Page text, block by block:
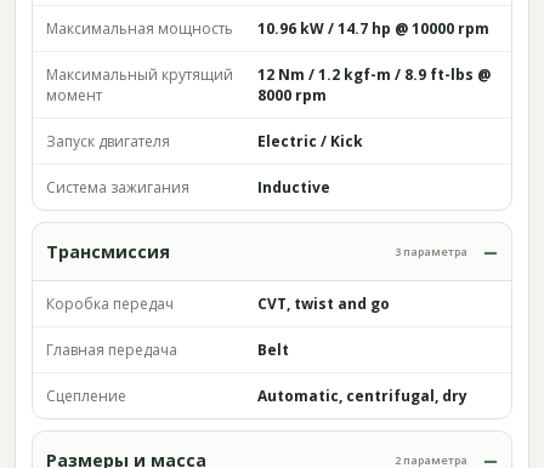
Максимальная мощность 10.96 kW / 14.7 hp @ 10000 rpm
Максимальный крутящий
момент
12 Nm / 1.2 kgf-m / 8.9 ft-lbs @
8000 rpm
Запуск двигателя Electric / Kick
Система зажигания Inductive
Трансмиссия 3 параметра
Коробка передач CVT, twist and go
Главная передача Belt
Сцепление Automatic, centrifugal, dry
Размеры и масса 2 параметра